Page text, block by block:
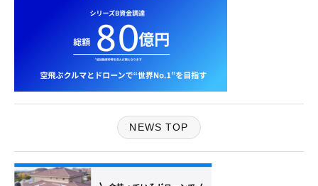
NEWS TOP